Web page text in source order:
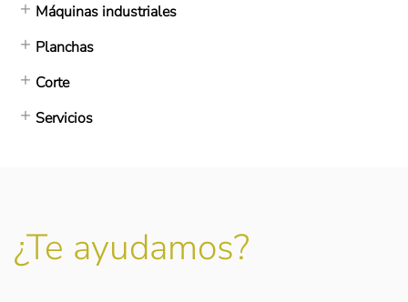
Máquinas industriales
Planchas
Corte
Servicios
¿Te ayudamos?